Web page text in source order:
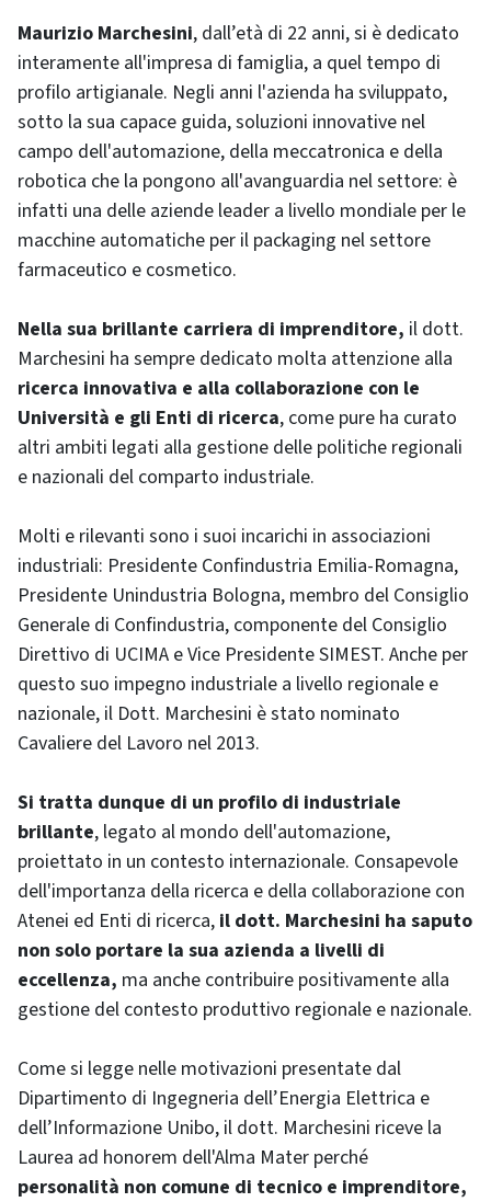
Maurizio Marchesini, dall’età di 22 anni, si è dedicato
interamente all'impresa di famiglia, a quel tempo di
profilo artigianale. Negli anni l'azienda ha sviluppato,
sotto la sua capace guida, soluzioni innovative nel
campo dell'automazione, della meccatronica e della
robotica che la pongono all'avanguardia nel settore: è
infatti una delle aziende leader a livello mondiale per le
macchine automatiche per il packaging nel settore
farmaceutico e cosmetico.
Nella sua brillante carriera di imprenditore, il dott.
Marchesini ha sempre dedicato molta attenzione alla
ricerca innovativa e alla collaborazione con le
Università e gli Enti di ricerca, come pure ha curato
altri ambiti legati alla gestione delle politiche regionali
e nazionali del comparto industriale.
Molti e rilevanti sono i suoi incarichi in associazioni
industriali: Presidente Confindustria Emilia-Romagna,
Presidente Unindustria Bologna, membro del Consiglio
Generale di Confindustria, componente del Consiglio
Direttivo di UCIMA e Vice Presidente SIMEST. Anche per
questo suo impegno industriale a livello regionale e
nazionale, il Dott. Marchesini è stato nominato
Cavaliere del Lavoro nel 2013.
Si tratta dunque di un profilo di industriale
brillante, legato al mondo dell'automazione,
proiettato in un contesto internazionale. Consapevole
dell'importanza della ricerca e della collaborazione con
Atenei ed Enti di ricerca, il dott. Marchesini ha saputo
non solo portare la sua azienda a livelli di
eccellenza, ma anche contribuire positivamente alla
gestione del contesto produttivo regionale e nazionale.
Come si legge nelle motivazioni presentate dal
Dipartimento di Ingegneria dell’Energia Elettrica e
dell’Informazione Unibo, il dott. Marchesini riceve la
Laurea ad honorem dell'Alma Mater perché
personalità non comune di tecnico e imprenditore,